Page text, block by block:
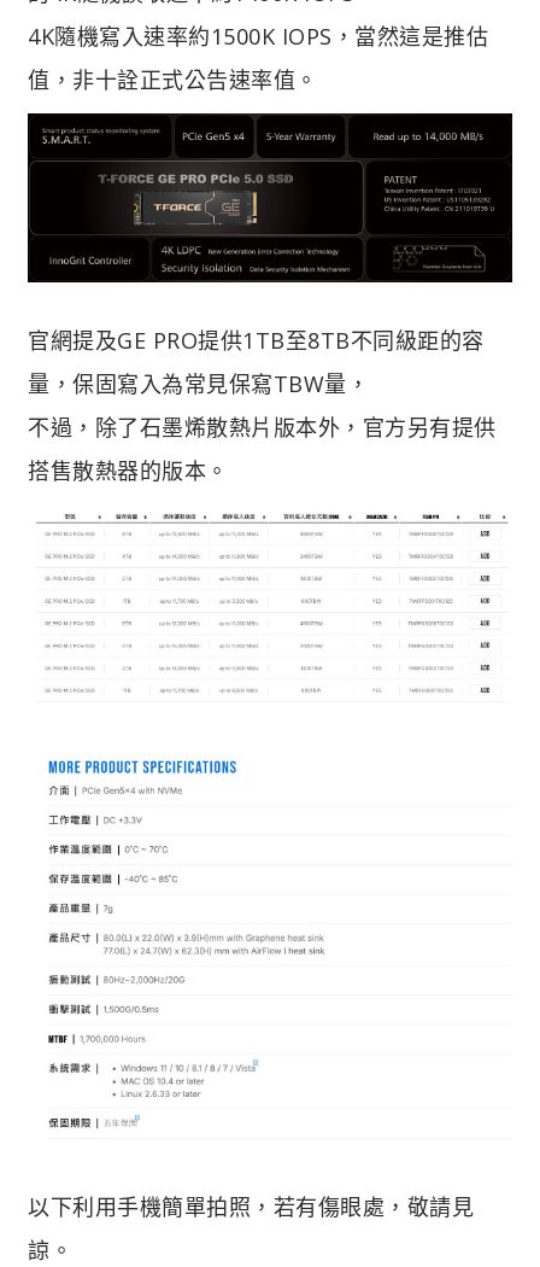
4K隨機寫入速率約1500K IOPS，當然這是推估
值，非十詮正式公告速率值。
官網提及GE PRO提供1TB至8TB不同級距的容
量，保固寫入為常見保寫TBW量，
不過，除了石墨烯散熱片版本外，官方另有提供
搭售散熱器的版本。
以下利用手機簡單拍照，若有傷眼處，敬請見
諒。